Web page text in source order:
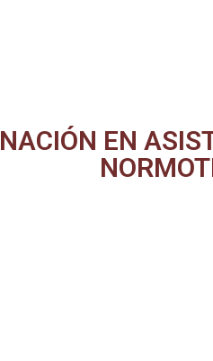
EN